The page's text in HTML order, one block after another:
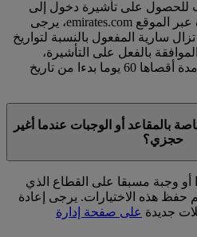
للحصول على تأشيرة دخول إلى
الإمارات العربية المتحدة عبر الموقع emirates.com، يرجى
تزال سارية المفعول بالنسبة لتواريخ
بالفعل على التأشيرة،
فيمكن استخدامها خلال مدة أقصاها 60 يوما بدءا من تاريخ
بالمقاعد أو الوجبات عندما أغير
حجزي؟
أو وجبة مسبقا على القطاع الذي
حفظ هذه الاختيارات. يرجى إعادة
جديدة على صفحة إدارة